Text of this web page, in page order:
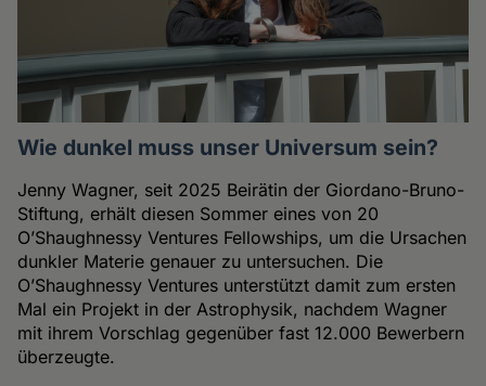
Wie dunkel muss unser Universum sein?
Jenny Wagner, seit 2025 Beirätin der Giordano-Bruno-
Stiftung, erhält diesen Sommer eines von 20
O’Shaughnessy Ventures Fellowships, um die Ursachen
dunkler Materie genauer zu untersuchen. Die
O’Shaughnessy Ventures unterstützt damit zum ersten
Mal ein Projekt in der Astrophysik, nachdem Wagner
mit ihrem Vorschlag gegenüber fast 12.000 Bewerbern
überzeugte.